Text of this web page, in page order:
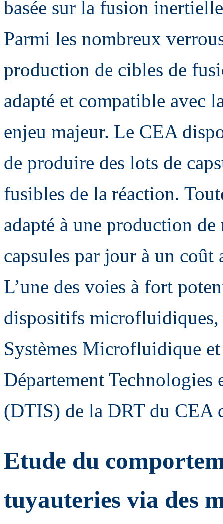
basée sur la fusion
Parmi les nombreux
production de cibles de
adapté et compatible avec
enjeu majeur. Le CEA
de produire des lots de
fusibles de la réaction.
adapté à une production
capsules par jour à un coût
L’une des voies à fort
dispositifs microfluidiques,
Systèmes Microfluidique
Département
(DTIS) de la DRT du CEA
Etude du
tuyauteries via des